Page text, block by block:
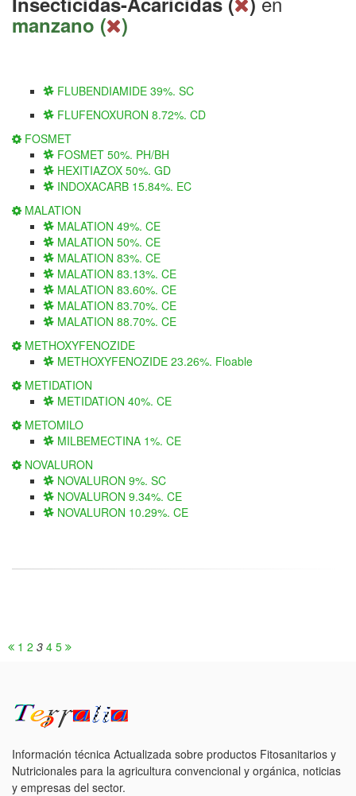
manzano ( )
FLUBENDIAMIDE 39%. SC
FLUFENOXURON 8.72%. CD
FOSMET
FOSMET 50%. PH/BH
HEXITIAZOX 50%. GD
INDOXACARB 15.84%. EC
MALATION
MALATION 49%. CE
MALATION 50%. CE
MALATION 83%. CE
MALATION 83.13%. CE
MALATION 83.60%. CE
MALATION 83.70%. CE
MALATION 88.70%. CE
METHOXYFENOZIDE
METHOXYFENOZIDE 23.26%. Floable
METIDATION
METIDATION 40%. CE
METOMILO
MILBEMECTINA 1%. CE
NOVALURON
NOVALURON 9%. SC
NOVALURON 9.34%. CE
NOVALURON 10.29%. CE
1 2 3 4 5
Información técnica Actualizada sobre productos Fitosanitarios y
Nutricionales para la agricultura convencional y orgánica, noticias
y empresas del sector.